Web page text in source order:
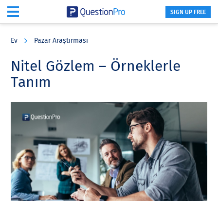
content
sidebar
SIGN UP FREE
Ev Pazar Araştırması
Nitel Gözlem – Örneklerle
Tanım